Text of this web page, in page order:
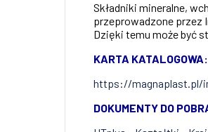
Składniki mineralne,
przeprowadzone przez
Dzięki temu może być
KARTA KATALOGOWA:
https://magnaplast.pl/
DOKUMENTY DO